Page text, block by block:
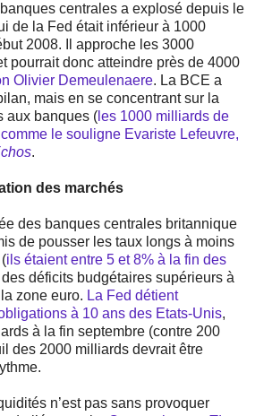
centrales a explosé depuis le
de la Fed était inférieur à 1000
2008. Il approche les 3000
pourrait donc atteindre près de 4000
Olivier Demeulenaere. La BCE a
mais en se concentrant sur la
aux banques ( les 1000 milliards de
comme le souligne Evariste Lefeuvre,
.
des marchés
des banques centrales britannique
de pousser les taux longs à moins
ils étaient entre 5 et 8% à la fin des
déficits budgétaires supérieurs à
zone euro. La Fed détient
à 10 ans des Etats-Unis,
à la fin septembre (contre 200
des 2000 milliards devrait être
n’est pas sans provoquer